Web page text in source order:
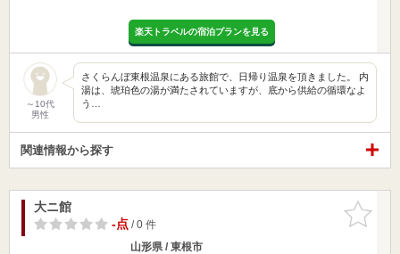
楽天トラベルの宿泊プランを見る
～10代
男性
さくらんぼ東根温泉にある旅館で、日帰り温泉を頂きました。 内
湯は、琥珀色の湯が満たされていますが、底から供給の循環なよ
う…
関連情報から探す
お気に入
りに追加
大ニ館
-点/ 0 件
山形県 / 東根市